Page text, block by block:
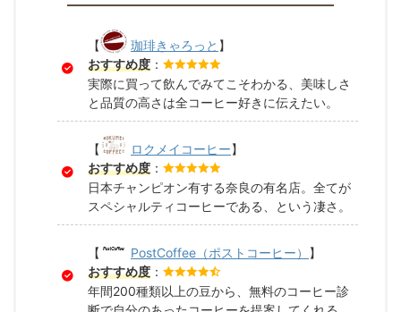
【 珈琲きゃろっと 】
おすすめ度 ：
実際に買って飲んでみてこそわかる、美味しさ
と品質の高さは全コーヒー好きに伝えたい。
【 ロクメイコーヒー】
おすすめ度 ：
日本チャンピオン有する奈良の有名店。全てが
スペシャルティコーヒーである、という凄さ。
【 PostCoffee（ポストコーヒー）
】
おすすめ度 ：
年間200種類以上の豆から、無料のコーヒー診